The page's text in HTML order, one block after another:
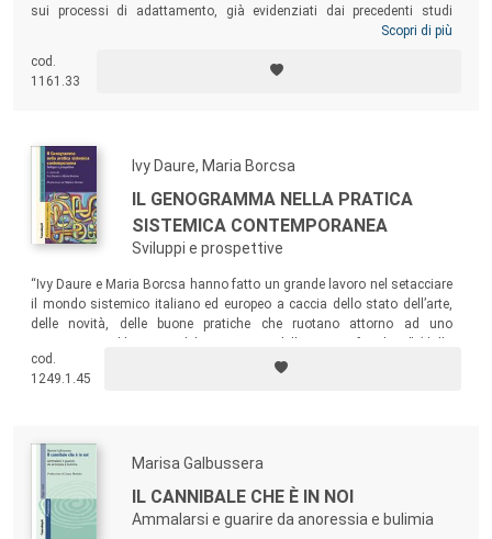
sui processi di adattamento, già evidenziati dai precedenti studi
dell’RFT e dell’ACT. Il volume propone una serie di questioni decisive
caso di malattie di pertinenza medica è sempre richiesto al paziente
l’adattamento più funzionale non solo per la mera sopravvivenza, ma
Scopri di più
cod.
1161.33
Ivy Daure, Maria Borcsa
IL GENOGRAMMA NELLA PRATICA
SISTEMICA CONTEMPORANEA
Sviluppi e prospettive
“Ivy Daure e Maria Borcsa hanno fatto un grande lavoro nel setacciare
il mondo sistemico italiano ed europeo a caccia dello stato dell’arte,
delle novità, delle buone pratiche che ruotano attorno ad uno
Presentazione di Matteo Selvini).
cod.
1249.1.45
Marisa Galbussera
IL CANNIBALE CHE È IN NOI
Ammalarsi e guarire da anoressia e bulimia